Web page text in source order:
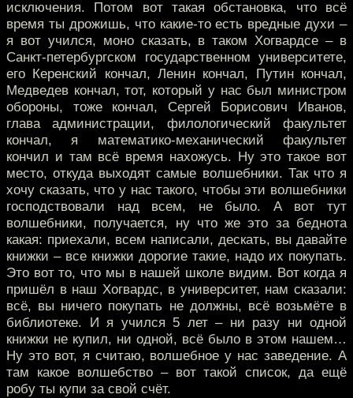
исключения. Потом вот такая обстановка, что всё
время ты дрожишь, что какие-то есть вредные духи –
я вот учился, моно сказать, в таком Хогвардсе – в
Санкт-петербургском государственном университете,
его Керенский кончал, Ленин кончал, Путин кончал,
Медведев кончал, тот, который у нас был министром
обороны, тоже кончал, Сергей Борисович Иванов,
глава администрации, филологический факультет
кончал, я математико-механический факультет
кончил и там всё время нахожусь. Ну это такое вот
место, откуда выходят самые волшебники. Так что я
хочу сказать, что у нас такого, чтобы эти волшебники
господствовали над всем, не было. А вот тут
волшебники, получается, ну что же это за беднота
какая: приехали, всем написали, дескать, вы давайте
книжки – все книжки дорогие такие, надо их покупать.
Это вот то, что мы в нашей школе видим. Вот когда я
пришёл в наш Хогвардс, в университет, нам сказали:
всё, вы ничего покупать не должны, всё возьмёте в
библиотеке. И я учился 5 лет – ни разу ни одной
книжки не купил, ни одной, всё было в этом нашем…
Ну это вот, я считаю, волшебное у нас заведение. А
там какое волшебство – вот такой список, да ещё
робу ты купи за свой счёт.